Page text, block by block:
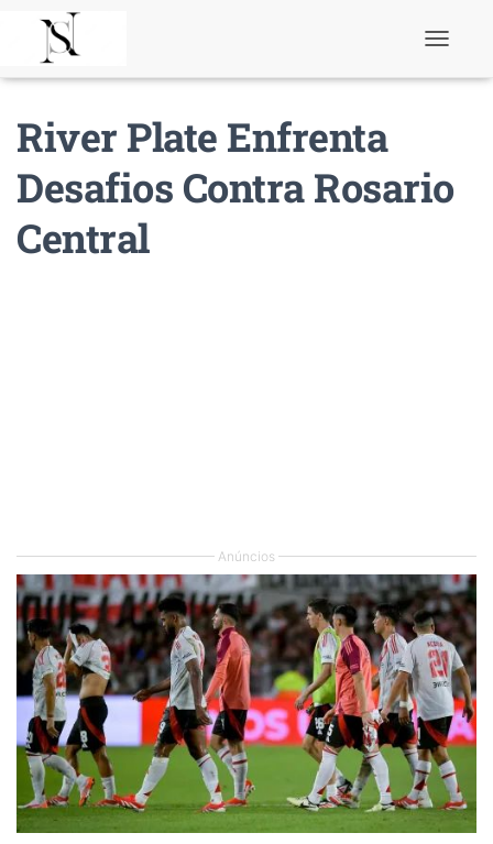
a
v
River Plate Enfrenta
Desafios Contra Rosario
Central
Anúncios